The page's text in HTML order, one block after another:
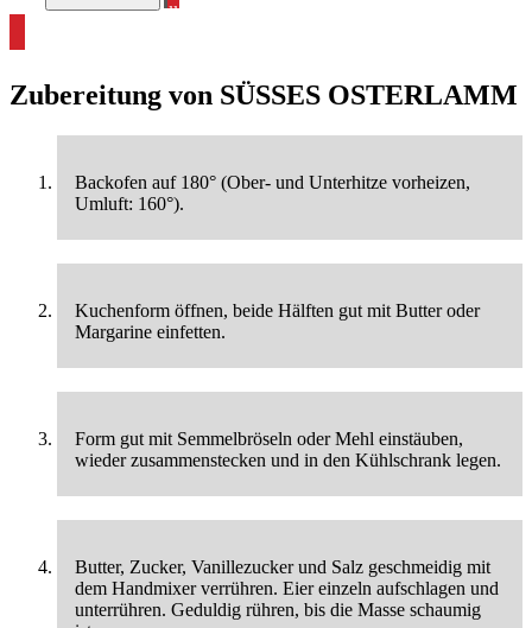
alle Osterrezepte ansehen
Zubereitung von SÜSSES OSTERLAMM
Backofen auf 180° (Ober- und Unterhitze vorheizen,
Umluft: 160°).
Kuchenform öffnen, beide Hälften gut mit Butter oder
Margarine einfetten.
Form gut mit Semmelbröseln oder Mehl einstäuben,
wieder zusammenstecken und in den Kühlschrank legen.
Butter, Zucker, Vanillezucker und Salz geschmeidig mit
dem Handmixer verrühren. Eier einzeln aufschlagen und
unterrühren. Geduldig rühren, bis die Masse schaumig